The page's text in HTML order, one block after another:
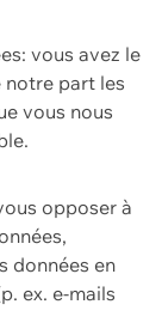
vous avez le
part les
vous nous
opposer à
données en
ex. e-mails